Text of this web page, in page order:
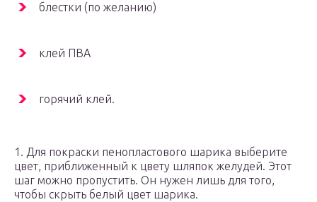
блестки (по желанию)
клей ПВА
горячий клей.
1. Для покраски пенопластового шарика выберите
цвет, приближенный к цвету шляпок желудей. Этот
шаг можно пропустить. Он нужен лишь для того,
чтобы скрыть белый цвет шарика.